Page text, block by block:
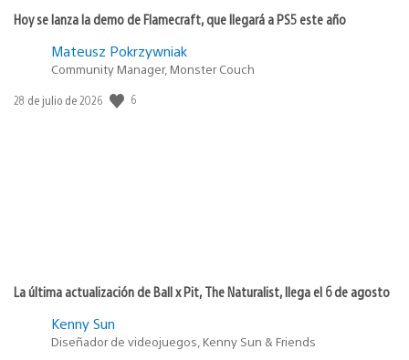
Hoy se lanza la demo de Flamecraft, que llegará a PS5 este año
Mateusz Pokrzywniak
Community Manager, Monster Couch
Fecha
28 de julio de 2026 6
La última actualización de Ball x Pit, The Naturalist, llega el 6 de agosto
Kenny Sun
Diseñador de videojuegos, Kenny Sun & Friends